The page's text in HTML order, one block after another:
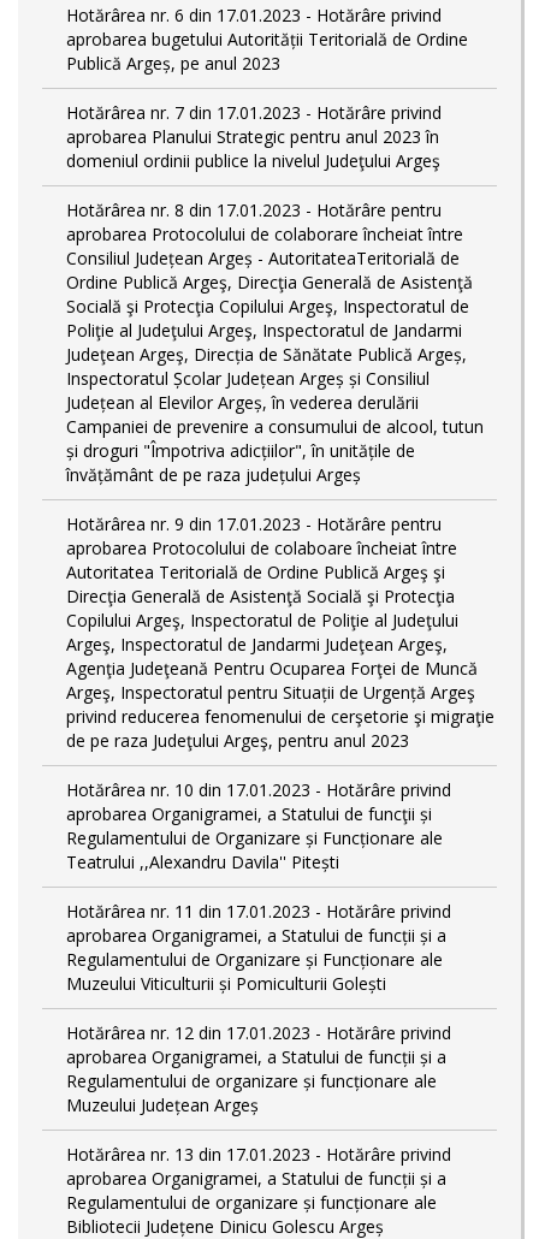
Hotărârea nr. 6 din 17.01.2023 - Hotărâre privind
aprobarea bugetului Autorității Teritorială de Ordine
Publică Argeș, pe anul 2023
Hotărârea nr. 7 din 17.01.2023 - Hotărâre privind
aprobarea Planului Strategic pentru anul 2023 în
domeniul ordinii publice la nivelul Judeţului Argeş
Hotărârea nr. 8 din 17.01.2023 - Hotărâre pentru
aprobarea Protocolului de colaborare încheiat între
Consiliul Județean Argeș - AutoritateaTeritorială de
Ordine Publică Argeş, Direcţia Generală de Asistenţă
Socială şi Protecţia Copilului Argeş, Inspectoratul de
Poliţie al Judeţului Argeş, Inspectoratul de Jandarmi
Judeţean Argeş, Direcția de Sănătate Publică Argeș,
Inspectoratul Școlar Județean Argeș și Consiliul
Județean al Elevilor Argeș, în vederea derulării
Campaniei de prevenire a consumului de alcool, tutun
și droguri "Împotriva adicțiilor", în unitățile de
învățământ de pe raza județului Argeș
Hotărârea nr. 9 din 17.01.2023 - Hotărâre pentru
aprobarea Protocolului de colaboare încheiat între
Autoritatea Teritorială de Ordine Publică Argeş şi
Direcţia Generală de Asistenţă Socială şi Protecţia
Copilului Argeş, Inspectoratul de Poliţie al Judeţului
Argeş, Inspectoratul de Jandarmi Judeţean Argeş,
Agenţia Judeţeană Pentru Ocuparea Forţei de Muncă
Argeş, Inspectoratul pentru Situații de Urgență Argeş
privind reducerea fenomenului de cerşetorie şi migraţie
de pe raza Judeţului Argeş, pentru anul 2023
Hotărârea nr. 10 din 17.01.2023 - Hotărâre privind
aprobarea Organigramei, a Statului de funcţii și
Regulamentului de Organizare și Funcționare ale
Teatrului ,,Alexandru Davila'' Pitești
Hotărârea nr. 11 din 17.01.2023 - Hotărâre privind
aprobarea Organigramei, a Statului de funcții și a
Regulamentului de Organizare și Funcționare ale
Muzeului Viticulturii și Pomiculturii Golești
Hotărârea nr. 12 din 17.01.2023 - Hotărâre privind
aprobarea Organigramei, a Statului de funcții și a
Regulamentului de organizare și funcționare ale
Muzeului Județean Argeș
Hotărârea nr. 13 din 17.01.2023 - Hotărâre privind
aprobarea Organigramei, a Statului de funcții și a
Regulamentului de organizare și funcționare ale
Bibliotecii Județene Dinicu Golescu Argeș